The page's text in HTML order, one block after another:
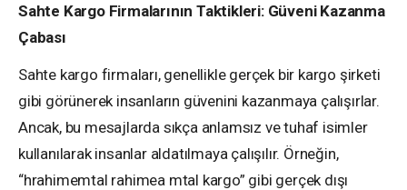
Sahte Kargo Firmalarının Taktikleri: Güveni Kazanma
Çabası
Sahte kargo firmaları, genellikle gerçek bir kargo şirketi
gibi görünerek insanların güvenini kazanmaya çalışırlar.
Ancak, bu mesajlarda sıkça anlamsız ve tuhaf isimler
kullanılarak insanlar aldatılmaya çalışılır. Örneğin,
“hrahimemtal rahimea mtal kargo” gibi gerçek dışı